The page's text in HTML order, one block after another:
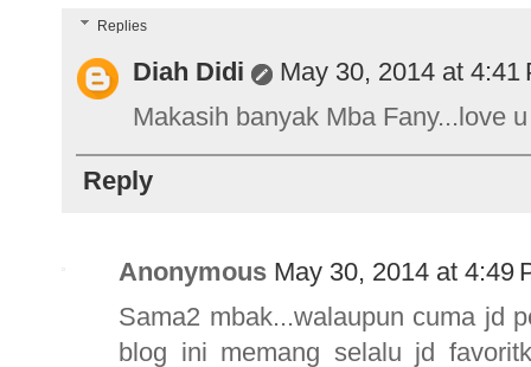
Replies
Diah Didi
May 30, 2014 at 4:41
Makasih banyak Mba Fany...love
Reply
Anonymous May 30, 2014 at 4:49
Sama2 mbak...walaupun cuma jd
blog ini memang selalu jd